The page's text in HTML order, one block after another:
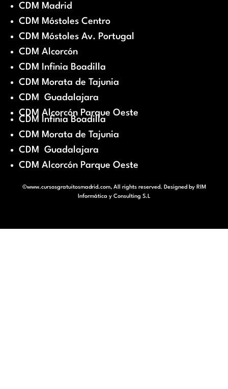
CDM Madrid
CDM Móstoles Centro
CDM Móstoles Av. Portugal
CDM Alcorcón
CDM Infinia Boadilla
CDM Morata de Tajunia
CDM Guadalajara
CDM Alcorcón Parque Oeste
CDM Infinia Boadilla
CDM Morata de Tajunia
CDM Guadalajara
CDM Alcorcón Parque Oeste
©www.cursosgratuitosmadrid.com, All rights reserved. Designed by RIM
Informática y Consulting S.L